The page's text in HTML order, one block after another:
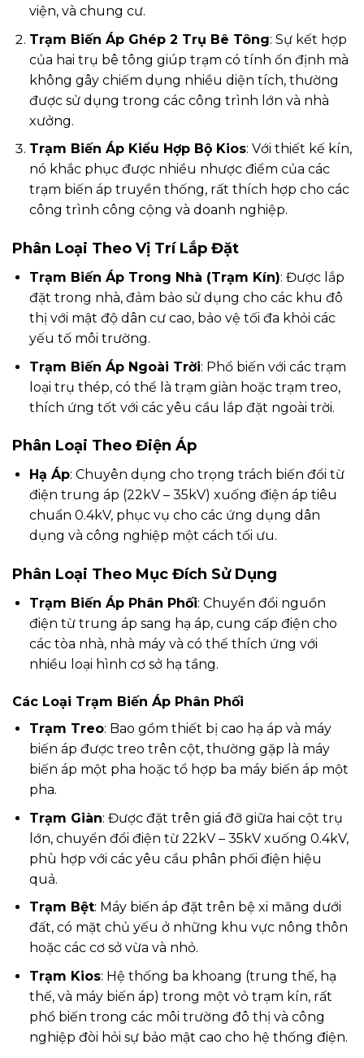
viện, và chung cư.
Trạm Biến Áp Ghép 2 Trụ Bê Tông: Sự kết hợp
của hai trụ bê tông giúp trạm có tính ổn định mà
không gây chiếm dụng nhiều diện tích, thường
được sử dụng trong các công trình lớn và nhà
xưởng.
Trạm Biến Áp Kiểu Hợp Bộ Kios: Với thiết kế kín,
nó khắc phục được nhiều nhược điểm của các
trạm biến áp truyền thống, rất thích hợp cho các
công trình công cộng và doanh nghiệp.
Phân Loại Theo Vị Trí Lắp Đặt
Trạm Biến Áp Trong Nhà (Trạm Kín): Được lắp
đặt trong nhà, đảm bảo sử dụng cho các khu đô
thị với mật độ dân cư cao, bảo vệ tối đa khỏi các
yếu tố môi trường.
Trạm Biến Áp Ngoài Trời: Phổ biến với các trạm
loại trụ thép, có thể là trạm giàn hoặc trạm treo,
thích ứng tốt với các yêu cầu lắp đặt ngoài trời.
Phân Loại Theo Điện Áp
Hạ Áp: Chuyên dụng cho trọng trách biến đổi từ
điện trung áp (22kV – 35kV) xuống điện áp tiêu
chuẩn 0.4kV, phục vụ cho các ứng dụng dân
dụng và công nghiệp một cách tối ưu.
Phân Loại Theo Mục Đích Sử Dụng
Trạm Biến Áp Phân Phối: Chuyển đổi nguồn
điện từ trung áp sang hạ áp, cung cấp điện cho
các tòa nhà, nhà máy và có thể thích ứng với
nhiều loại hình cơ sở hạ tầng.
Các Loại Trạm Biến Áp Phân Phối
Trạm Treo: Bao gồm thiết bị cao hạ áp và máy
biến áp được treo trên cột, thường gặp là máy
biến áp một pha hoặc tổ hợp ba máy biến áp một
pha.
Trạm Giàn: Được đặt trên giá đỡ giữa hai cột trụ
lớn, chuyển đổi điện từ 22kV – 35kV xuống 0.4kV,
phù hợp với các yêu cầu phân phối điện hiệu
quả.
Trạm Bệt: Máy biến áp đặt trên bệ xi măng dưới
đất, có mặt chủ yếu ở những khu vực nông thôn
hoặc các cơ sở vừa và nhỏ.
Trạm Kios: Hệ thống ba khoang (trung thế, hạ
thế, và máy biến áp) trong một vỏ trạm kín, rất
phổ biến trong các môi trường đô thị và công
nghiệp đòi hỏi sự bảo mật cao cho hệ thống điện.